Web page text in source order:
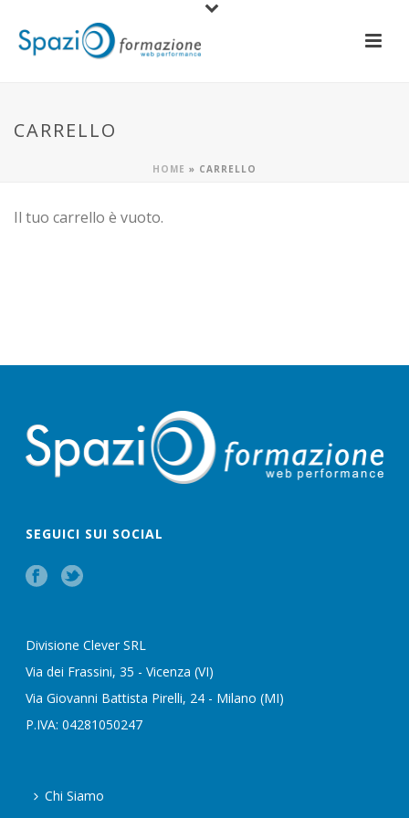
CARRELLO
HOME » CARRELLO
Il tuo carrello è vuoto.
SEGUICI SUI SOCIAL
Divisione Clever SRL
Via dei Frassini, 35 - Vicenza (VI)
Via Giovanni Battista Pirelli, 24 - Milano (MI)
P.IVA: 04281050247
Chi Siamo